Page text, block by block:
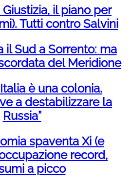
il piano per
Tutti contro Salvini
il Sud a Sorrento: ma
del Meridione
è una colonia.
a destabilizzare la
Russia”
spaventa Xi (e
record,
a picco